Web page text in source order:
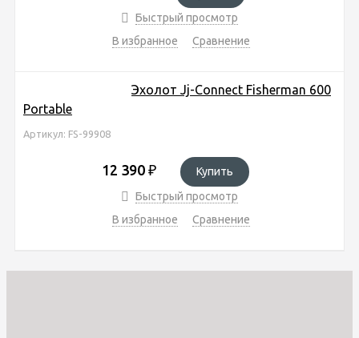
Быстрый просмотр
В избранное
Сравнение
Эхолот Jj-Connect Fisherman 600
Portable
Артикул: FS-99908
12 390 ₽
Купить
Быстрый просмотр
В избранное
Сравнение